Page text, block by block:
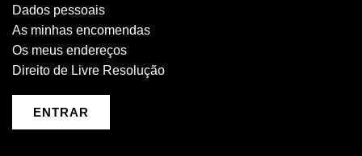
Dados pessoais
As minhas encomendas
Os meus endereços
Direito de Livre Resolução
ENTRAR